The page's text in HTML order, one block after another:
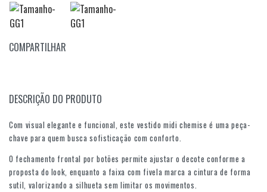
COMPARTILHAR
DESCRIÇÃO DO PRODUTO
Com visual elegante e funcional, este vestido midi chemise é uma peça-
chave para quem busca sofisticação com conforto.
O fechamento frontal por botões permite ajustar o decote conforme a
proposta do look, enquanto a faixa com fivela marca a cintura de forma
sutil, valorizando a silhueta sem limitar os movimentos.